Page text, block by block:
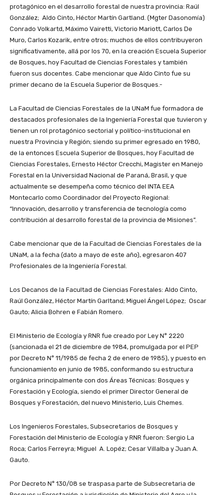
protagónico en el desarrollo forestal de nuestra provincia: Raúl
González; Aldo Cinto, Héctor Martín Gartland. (Mgter Dasonomía)
Conrado Volkartd, Máximo Vairetti, Victorio Mariott, Carlos De
Muro, Carlos Kozarik, entre otros; muchos de ellos contribuyeron
significativamente, allá por los 70, en la creación Escuela Superior
de Bosques, hoy Facultad de Ciencias Forestales y también
fueron sus docentes. Cabe mencionar que Aldo Cinto fue su
primer decano de la Escuela Superior de Bosques.-
La Facultad de Ciencias Forestales de la UNaM fue formadora de
destacados profesionales de la Ingeniería Forestal que tuvieron y
tienen un rol protagónico sectorial y político-institucional en
nuestra Provincia y Región; siendo su primer egresado en 1980,
de la entonces Escuela Superior de Bosques, hoy Facultad de
Ciencias Forestales, Ernesto Héctor Crecchi, Magister en Manejo
Forestal en la Universidad Nacional de Paraná, Brasil, y que
actualmente se desempeña como técnico del INTA EEA
Montecarlo como Coordinador del Proyecto Regional:
“Innovación, desarrollo y transferencia de tecnología como
contribución al desarrollo forestal de la provincia de Misiones”.
Cabe mencionar que de la Facultad de Ciencias Forestales de la
UNaM, a la fecha (dato a mayo de este año), egresaron 407
Profesionales de la Ingeniería Forestal.
Los Decanos de la Facultad de Ciencias Forestales: Aldo Cinto,
Raúl González, Héctor Martín Garltand; Miguel Ángel López; Oscar
Gauto; Alicia Bohren e Fabián Romero.
El Ministerio de Ecología y RNR fue creado por Ley N° 2220
(sancionada el 21 de diciembre de 1984, promulgada por el PEP
por Decreto N° 11/1985 de fecha 2 de enero de 1985), y puesto en
funcionamiento en junio de 1985, conformando su estructura
orgánica principalmente con dos Áreas Técnicas: Bosques y
Forestación y Ecología, siendo el primer Director General de
Bosques y Forestación, del nuevo Ministerio, Luis Chemes.
Los Ingenieros Forestales, Subsecretarios de Bosques y
Forestación del Ministerio de Ecología y RNR fueron: Sergio La
Roca; Carlos Ferreyra; Miguel A. Lopéz; Cesar Villalba y Juan A.
Gauto.
Por Decreto N° 130/08 se traspasa parte de Subsecretaria de